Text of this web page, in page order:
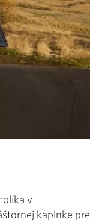
v
kaplnke pre